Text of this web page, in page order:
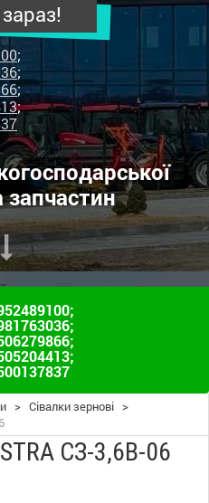
;
;
;
;
запчастин
;
;
;
;
> Сівалки зернові >
СЗ-3,6В-06